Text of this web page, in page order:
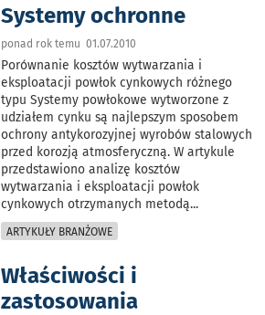
Systemy ochronne
ponad rok temu 01.07.2010
Porównanie kosztów wytwarzania i
eksploatacji powłok cynkowych różnego
typu Systemy powłokowe wytworzone z
udziałem cynku są najlepszym sposobem
ochrony antykorozyjnej wyrobów stalowych
przed korozją atmosferyczną. W artykule
przedstawiono analizę kosztów
wytwarzania i eksploatacji powłok
cynkowych otrzymanych metodą...
ARTYKUŁY BRANŻOWE
Właściwości i
zastosowania